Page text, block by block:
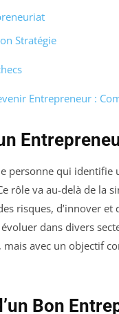
Stratégie
Entrepreneur :
personne qui identifie
rôle va au-delà de la
risques, d’innover
dans divers
avec un objectif
Bon